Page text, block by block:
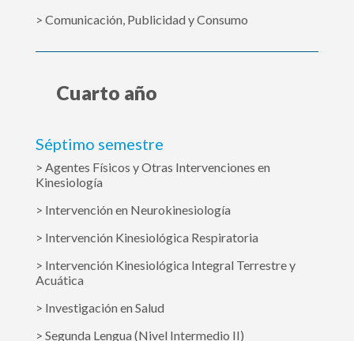
> Comunicación, Publicidad y Consumo
Cuarto año
Séptimo semestre
> Agentes Físicos y Otras Intervenciones en
Kinesiología
> Intervención en Neurokinesiología
> Intervención Kinesiológica Respiratoria
> Intervención Kinesiológica Integral Terrestre y
Acuática
> Investigación en Salud
> Segunda Lengua (Nivel Intermedio II)